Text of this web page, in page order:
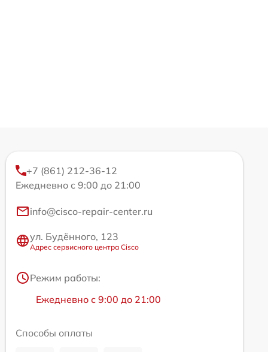
+7 (861) 212-36-12
Ежедневно с 9:00 до 21:00
info@cisco-repair-center.ru
ул. Будённого, 123
Адрес сервисного центра Cisco
Режим работы:
Ежедневно с 9:00 до 21:00
Способы оплаты